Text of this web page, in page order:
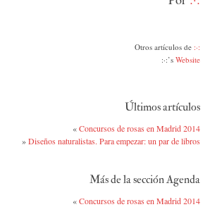
Otros artículos de :·:
:·:’s Website
Últimos artículos
«Concursos de rosas en Madrid 2014
»Diseños naturalistas. Para empezar: un par de libros
Más de la sección Agenda
«Concursos de rosas en Madrid 2014